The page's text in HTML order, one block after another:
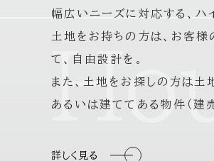
幅広いニーズに対応する、ハ
土地をお持ちの方は、お客様
て、自由設計を。
また、土地をお探しの方は土
あるいは建ててある物件（建
詳しく見る